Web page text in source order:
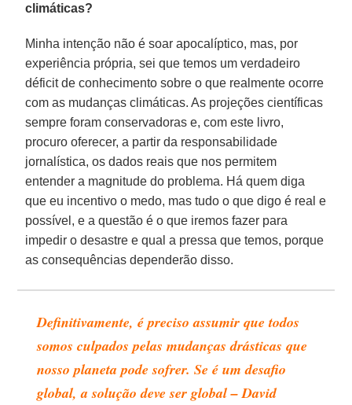
climáticas?
Minha intenção não é soar apocalíptico, mas, por
experiência própria, sei que temos um verdadeiro
déficit de conhecimento sobre o que realmente ocorre
com as mudanças climáticas. As projeções científicas
sempre foram conservadoras e, com este livro,
procuro oferecer, a partir da responsabilidade
jornalística, os dados reais que nos permitem
entender a magnitude do problema. Há quem diga
que eu incentivo o medo, mas tudo o que digo é real e
possível, e a questão é o que iremos fazer para
impedir o desastre e qual a pressa que temos, porque
as consequências dependerão disso.
Definitivamente, é preciso assumir que todos
somos culpados pelas mudanças drásticas que
nosso planeta pode sofrer. Se é um desafio
global, a solução deve ser global – David